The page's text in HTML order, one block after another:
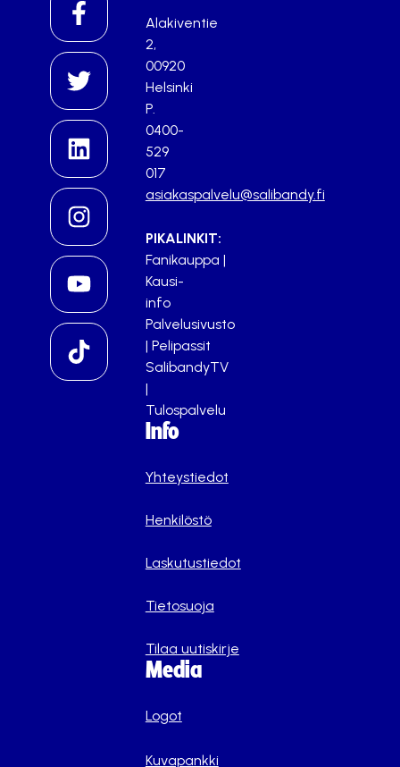
Alakiventie
2,
00920
Helsinki
P.
0400-
529
017
asiakaspalvelu@salibandy.fi
PIKALINKIT:
Fanikauppa |
Kausi-
info
Palvelusivusto
| Pelipassit
SalibandyTV
|
Tulospalvelu
Info
Yhteystiedot
Henkilöstö
Laskutustiedot
Tietosuoja
Tilaa uutiskirje
Media
Logot
Kuvapankki